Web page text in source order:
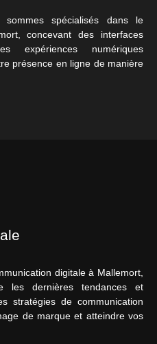
spécialisés dans le
concevant des interfaces
expériences numériques
présence en ligne de manière
digitale à Mallemort,
dernières tendances et
stratégies de communication
de marque et atteindre vos